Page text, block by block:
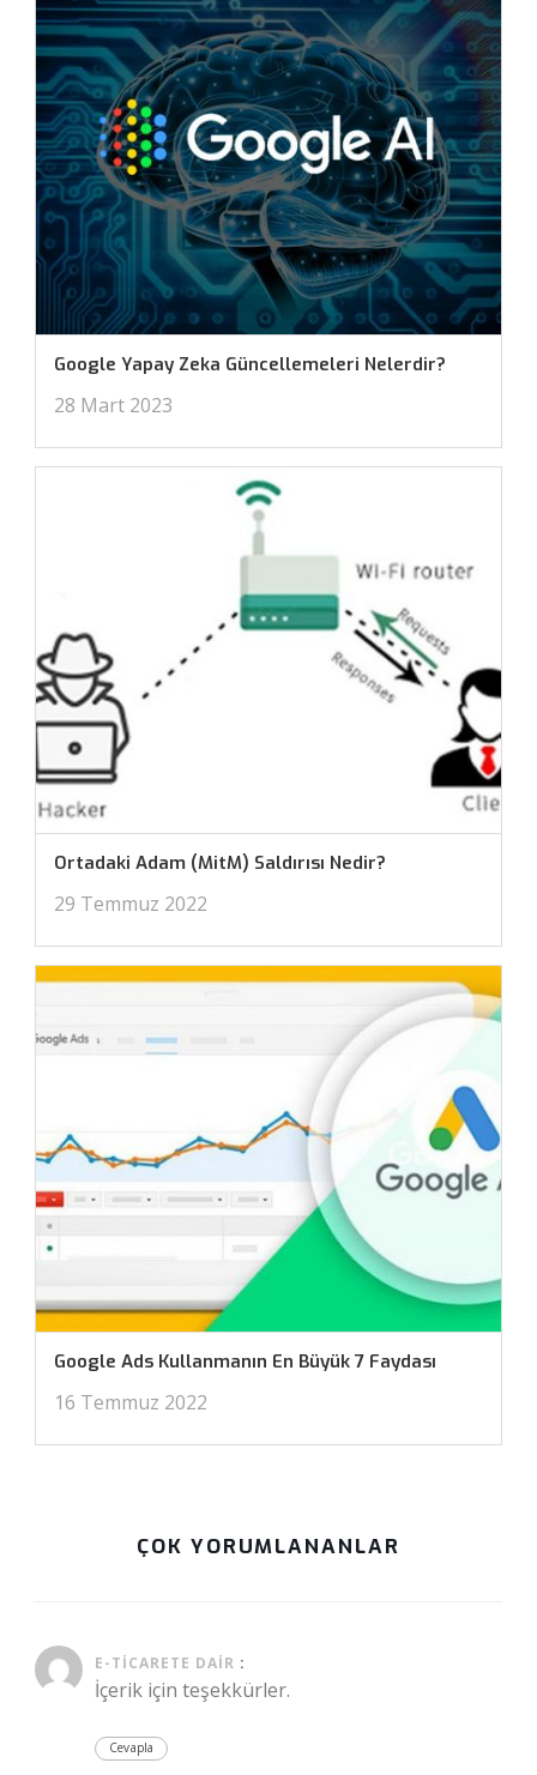
Google Yapay Zeka Güncellemeleri Nelerdir?
28 Mart 2023
Ortadaki Adam (MitM) Saldırısı Nedir?
29 Temmuz 2022
Google Ads Kullanmanın En Büyük 7 Faydası
16 Temmuz 2022
ÇOK YORUMLANANLAR
E-TICARETE DAIR :
İçerik için teşekkürler.
Cevapla